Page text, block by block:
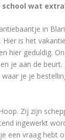
wat
in
is het
hier geduldig.
je aan de
je je
Zij zijn
ingewerkt
een vraag hebt